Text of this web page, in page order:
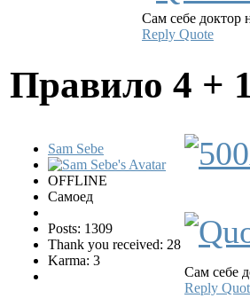
Сам себе доктор
Reply Quote
Правило 4 +
Sam Sebe
OFFLINE
Самоед
Posts: 1309
Thank you received: 28
Karma: 3
Сам себе
Reply